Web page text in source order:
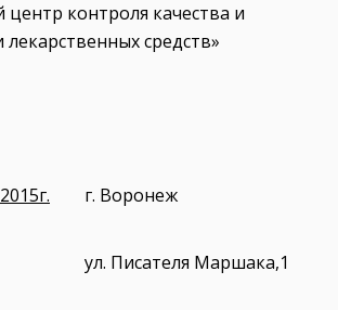
центр контроля качества и
средств»
г. Воронеж
ул. Писателя Маршака,1